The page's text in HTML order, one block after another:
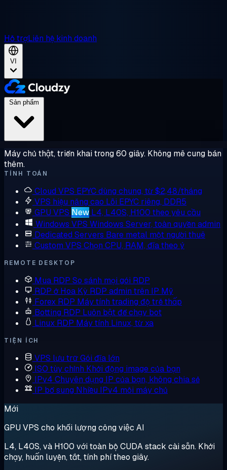
Hỗ trợLiên hệ kinh doanh
VI
Máy chủ thật, triển khai trong 60 giây. Không mê cung bán
thêm.
TÍNH TOÁN
Cloud VPS EPYC dùng chung, từ $2,48/tháng
VPS hiệu năng cao Lõi EPYC riêng, DDR5
GPU VPS New L4, L40S, H100 theo yêu cầu
Windows VPS Windows Server, toàn quyền admin
Dedicated Servers Bare metal một người thuê
Custom VPS Chọn CPU, RAM, đĩa theo ý
REMOTE DESKTOP
Mua RDP So sánh mọi gói RDP
RDP ở Hoa Kỳ RDP admin trên IP Mỹ
Forex RDP Máy tính trading độ trễ thấp
Botting RDP Luôn bật để chạy bot
Linux RDP Máy tính Linux, từ xa
TIỆN ÍCH
VPS lưu trữGói đĩa lớn
ISO tùy chỉnh Khởi động image của bạn
IPv4 Chuyên dụng IP của bạn, không chia sẻ
IP bổ sung Nhiều IPv4 mỗi máy chủ
Mới
GPU VPS cho khối lượng công việc AI
L4, L40S, và H100 với toàn bộ CUDA stack cài sẵn. Khởi
chạy, huấn luyện, tắt, tính phí theo giây.